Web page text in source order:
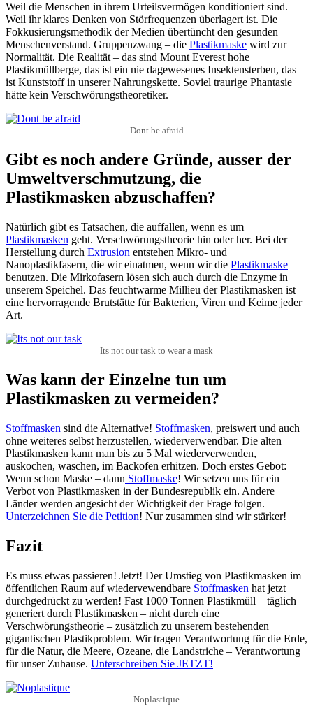
Weil die Menschen in ihrem Urteilsvermögen konditioniert sind.
Weil ihr klares Denken von Störfrequenzen überlagert ist. Die
Fokkusierungsmethodik der Medien übertüncht den gesunden
Menschenverstand. Gruppenzwang – die Plastikmaske wird zur
Normalität. Die Realität – das sind Mount Everest hohe
Plastikmüllberge, das ist ein nie dagewesenes Insektensterben, das
ist Kunststoff in unserer Nahrungskette. Soviel traurige Phantasie
hätte kein Verschwörungstheoretiker.
Dont be afraid
Gibt es noch andere Gründe, ausser der
Umweltverschmutzung, die
Plastikmasken abzuschaffen?
Natürlich gibt es Tatsachen, die auffallen, wenn es um
Plastikmasken geht. Verschwörungstheorie hin oder her. Bei der
Herstellung durch Extrusion entstehen Mikro- und
Nanoplastikfasern, die wir einatmen, wenn wir die Plastikmaske
benutzen. Die Mirkofasern lösen sich auch durch die Enzyme in
unserem Speichel. Das feuchtwarme Millieu der Plastikmasken ist
eine hervorragende Brutstätte für Bakterien, Viren und Keime jeder
Art.
Its not our task to wear a mask
Was kann der Einzelne tun um
Plastikmasken zu vermeiden?
Stoffmasken sind die Alternative! Stoffmasken, preiswert und auch
ohne weiteres selbst herzustellen, wiederverwendbar. Die alten
Plastikmasken kann man bis zu 5 Mal wiederverwenden,
auskochen, waschen, im Backofen erhitzen. Doch erstes Gebot:
Wenn schon Maske – dann Stoffmaske! Wir setzen uns für ein
Verbot von Plastikmasken in der Bundesrepublik ein. Andere
Länder werden angesicht der Wichtigkeit der Frage folgen.
Unterzeichnen Sie die Petition! Nur zusammen sind wir stärker!
Fazit
Es muss etwas passieren! Jetzt! Der Umstieg von Plastikmasken im
öffentlichen Raum auf wiedervewendbare Stoffmasken hat jetzt
durchgedrückt zu werden! Fast 1000 Tonnen Plastikmüll – täglich –
generiert durch Plastikmasken – nicht durch eine
Verschwörungstheorie – zusätzlich zu unserem bestehenden
gigantischen Plastikproblem. Wir tragen Verantwortung für die Erde,
für die Natur, die Meere, Ozeane, die Landstriche – Verantwortung
für unser Zuhause. Unterschreiben Sie JETZT!
Noplastique